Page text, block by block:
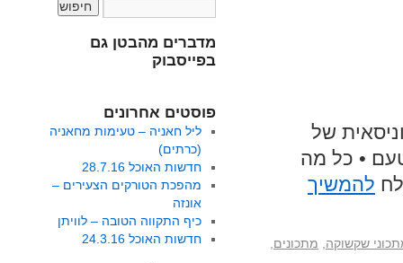
של
טעם • כל מה
להמשיך
שקשוקה מתכונים
מדברים מהבטן גם
בפייסבוק
פוסטים אחרונים
ליל חאניה – טעימות מחאניה
(כרתים)
חדשות האוכל 28.7.16
מהפכת הטורקים הצעירים –
אונזה
כיף התקווה הטובה – לוויתן
חדשות האוכל 24.3.16